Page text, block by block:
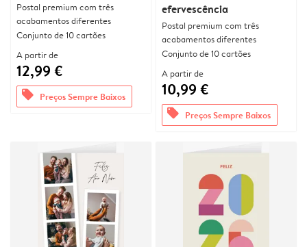
Postal premium com três
acabamentos diferentes
Conjunto de 10 cartões
A partir de
12,99 €
offers Preços Sempre Baixos
efervescência
Postal premium com três
acabamentos diferentes
Conjunto de 10 cartões
A partir de
10,99 €
offers Preços Sempre Baixos